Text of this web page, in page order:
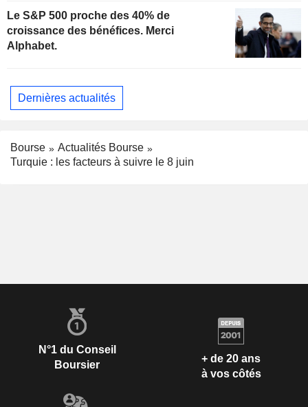
Le S&P 500 proche des 40% de
croissance des bénéfices. Merci
Alphabet.
Dernières actualités
Bourse
Actualités Bourse
Turquie : les facteurs à suivre le 8 juin
N°1 du Conseil
Boursier
+ de 20 ans
à vos côtés